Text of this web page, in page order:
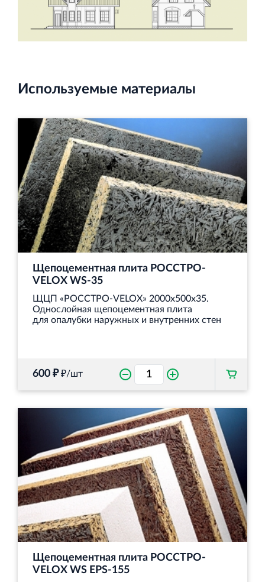
Используемые материалы
Щепоцементная плита РОССТРО-
VELOX WS‐35
ЩЦП «РОССТРО-VELOX» 2000х500х35.
Однослойная щепоцементная плита
для опалубки наружных и внутренних стен
600 ₽₽/шт
Щепоцементная плита РОССТРО-
VELOX WS EPS-155